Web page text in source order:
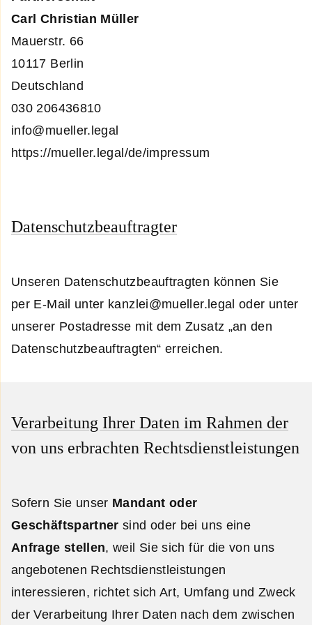
Carl Christian Müller
Mauerstr. 66
10117 Berlin
Deutschland
030 206436810
info@mueller.legal
https://mueller.legal/de/impressum
Datenschutzbeauftragter
Unseren Datenschutzbeauftragten können Sie
per E-Mail unter kanzlei@mueller.legal oder unter
unserer Postadresse mit dem Zusatz „an den
Datenschutzbeauftragten“ erreichen.
Verarbeitung Ihrer Daten im Rahmen der
von uns erbrachten Rechtsdienstleistungen
Sofern Sie unser Mandant oder
Geschäftspartner sind oder bei uns eine
Anfrage stellen, weil Sie sich für die von uns
angebotenen Rechtsdienstleistungen
interessieren, richtet sich Art, Umfang und Zweck
der Verarbeitung Ihrer Daten nach dem zwischen